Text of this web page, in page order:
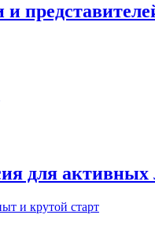
для активных